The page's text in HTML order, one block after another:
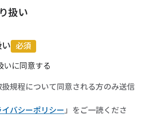
扱い
必須
いに同意する
規程について同意される方のみ送信
イバシーポリシー」をご一読くださ